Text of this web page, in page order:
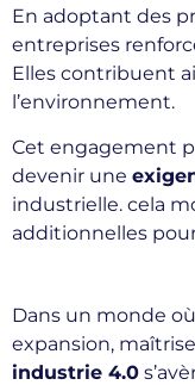
En adoptant des
entreprises
Elles contribuent
l’environnement.
Cet engagement
devenir une
industrielle. cela
additionnelles
Dans un monde
expansion,
industrie 4.0